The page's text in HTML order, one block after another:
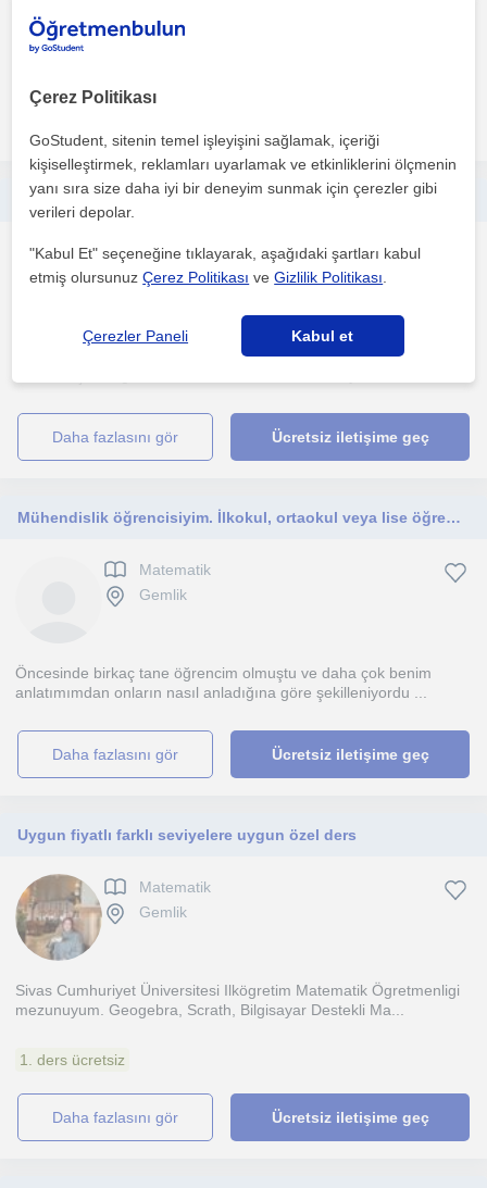
Dikkat Eksikligi ve Hiperaktivite
Bozuklugu (ADHD)
Ankara Gülhane Saglik Bilimleri Üniversitesi, saglik bilimleri
daha fazlasını gör Ücretsiz iletişime geç
Mühendislik öğrencisiyim. İlkokul, ortaokul veya lise öğrencilerine ders verebilirim.
Matematik
Gemlik
Öncesinde birkaç tane öğrencim olmuştu ve daha çok benim
anlatımımdan onların nasıl anladığına göre şekilleniyordu ...
daha fazlasını gör Ücretsiz iletişime geç
Uygun fiyatlı farklı seviyelere uygun özel ders
Matematik
Gemlik
Sivas Cumhuriyet Üniversitesi Ilkögretim Matematik Ögretmenligi
mezunuyum. Geogebra, Scrath, Bilgisayar Destekli Ma...
1. ders ücretsiz
daha fazlasını gör Ücretsiz iletişime geç
Çerez Politikası
GoStudent, sitenin temel işleyişini sağlamak, içeriği
kişiselleştirmek, reklamları uyarlamak ve etkinliklerini ölçmenin
yanı sıra size daha iyi bir deneyim sunmak için çerezler gibi
verileri depolar.
"Kabul Et" seçeneğine tıklayarak, aşağıdaki şartları kabul
etmiş olursunuzÇerez Politikası veGizlilik Politikası
Çerezler Paneli Kabul et